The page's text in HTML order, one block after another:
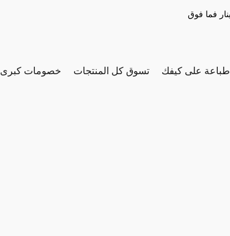
خصومات كبرى تسوق كل المنتجات طباعة على كيفك